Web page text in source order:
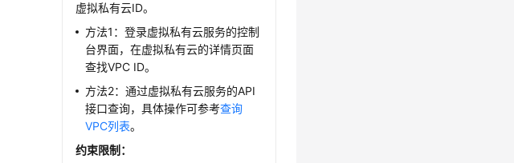
虚拟私有云ID。
方法1：登录虚拟私有云服务的控制
台界面，在虚拟私有云的详情页面
查找VPC ID。
方法2：通过虚拟私有云服务的API
接口查询，具体操作可参考查询
VPC列表。
约束限制：